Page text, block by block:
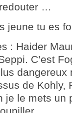
…
jeune tu es
: Haider
C’est
dangereux
de Kohly,
je le mets un